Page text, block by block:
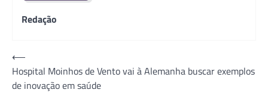
Redação
Navegação
de
Post
⟵
Hospital Moinhos de Vento vai à Alemanha buscar exemplos
de inovação em saúde